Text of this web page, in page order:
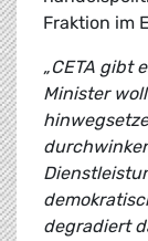
Fraktion im
„CETA gibt
Minister
degradiert